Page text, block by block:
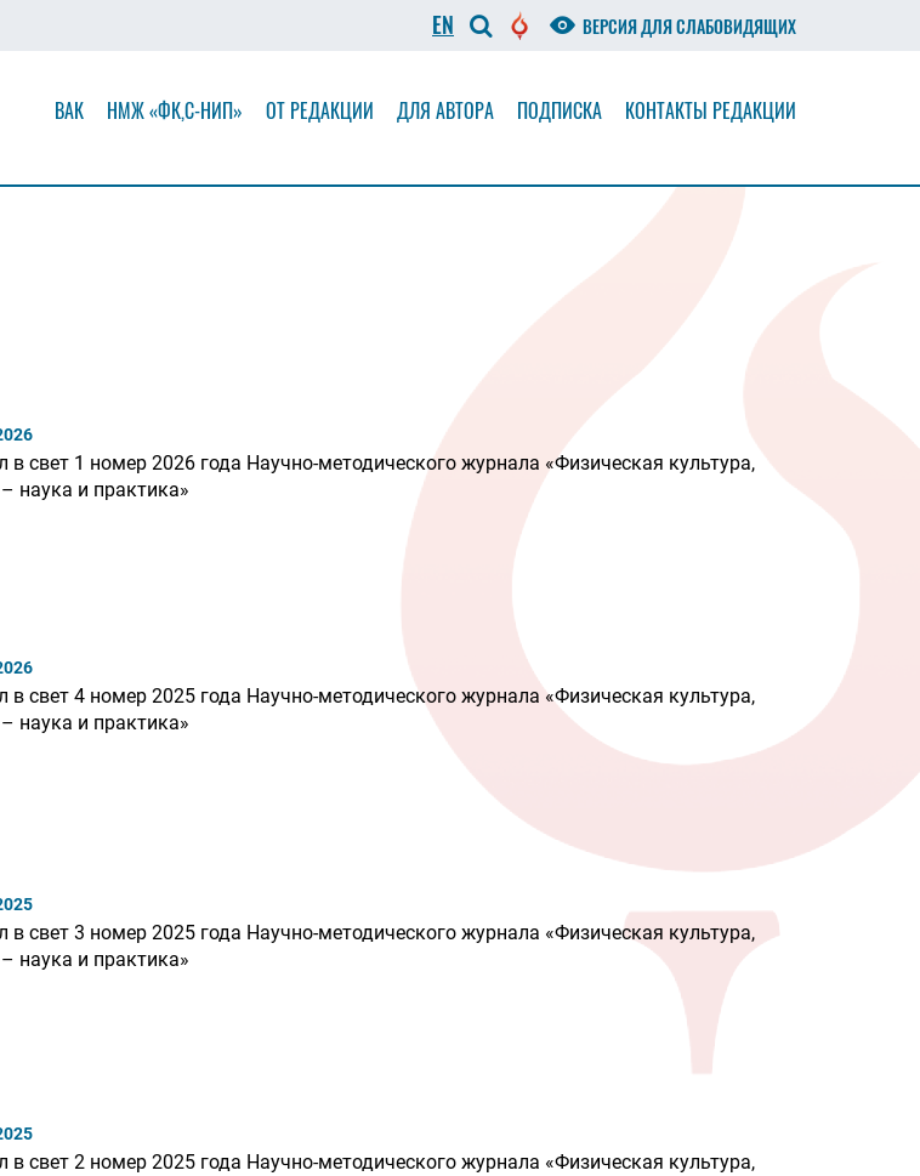
EN ВЕРСИЯ ДЛЯ СЛАБОВИДЯЩИХ
ВАК НМЖ «ФК,С-НИП» ОТ РЕДАКЦИИ ДЛЯ АВТОРА ПОДПИСКА КОНТАКТЫ РЕДАКЦИИ
в свет 1 номер 2026 года Научно-методического журнала «Физическая культура,
наука и практика»
в свет 4 номер 2025 года Научно-методического журнала «Физическая культура,
наука и практика»
в свет 3 номер 2025 года Научно-методического журнала «Физическая культура,
наука и практика»
в свет 2 номер 2025 года Научно-методического журнала «Физическая культура,